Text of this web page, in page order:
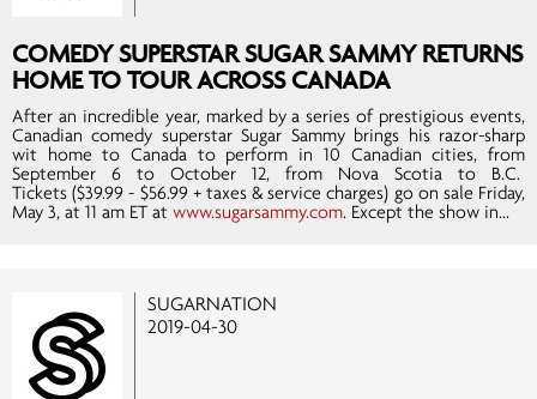
COMEDY SUPERSTAR SUGAR SAMMY RETURNS
HOME TO TOUR ACROSS CANADA
After an incredible year, marked by a series of prestigious events,
Canadian comedy superstar Sugar Sammy brings his razor-sharp
wit home to Canada to perform in 10 Canadian cities, from
September 6 to October 12, from Nova Scotia to B.C.
Tickets ($39.99 - $56.99 + taxes & service charges) go on sale Friday,
May 3, at 11 am ET at www.sugarsammy.com. Except the show in...
SUGARNATION
2019-04-30